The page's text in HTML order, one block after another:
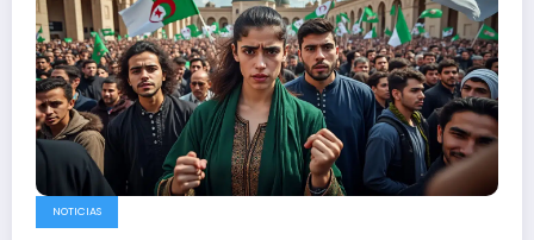
NOTICIAS